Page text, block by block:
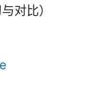
对比）